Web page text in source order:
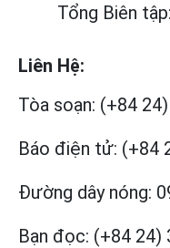
Tổng Biên
Liên Hệ:
Tòa soạn: (+84
Báo điện tử: (+84
Đường dây nóng:
Bạn đọc: (+84 24)